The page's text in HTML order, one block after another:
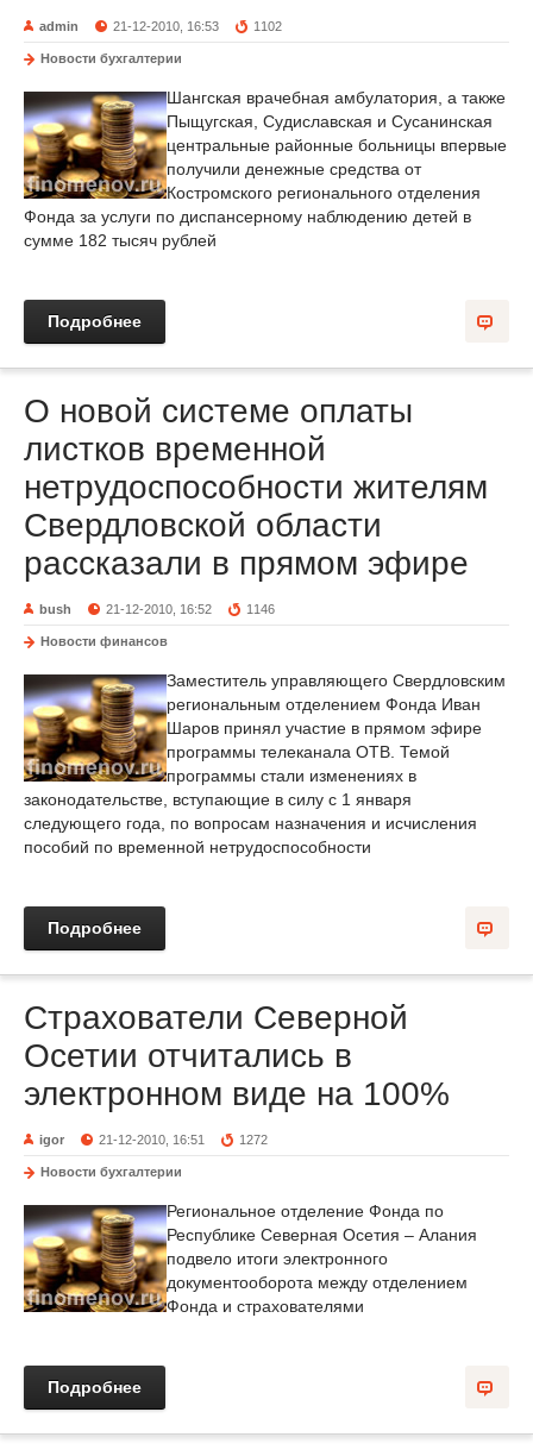
admin 21-12-2010, 16:53 1102
Новости бухгалтерии
Шангская врачебная амбулатория, а также
Пыщугская, Судиславская и Сусанинская
центральные районные больницы впервые
получили денежные средства от
Костромского регионального отделения
Фонда за услуги по диспансерному наблюдению детей в
сумме 182 тысяч рублей
Подробнее
О новой системе оплаты
листков временной
нетрудоспособности жителям
Свердловской области
рассказали в прямом эфире
bush 21-12-2010, 16:52 1146
Новости финансов
Заместитель управляющего Свердловским
региональным отделением Фонда Иван
Шаров принял участие в прямом эфире
программы телеканала ОТВ. Темой
программы стали изменениях в
законодательстве, вступающие в силу с 1 января
следующего года, по вопросам назначения и исчисления
пособий по временной нетрудоспособности
Подробнее
Страхователи Северной
Осетии отчитались в
электронном виде на 100%
igor 21-12-2010, 16:51 1272
Новости бухгалтерии
Региональное отделение Фонда по
Республике Северная Осетия – Алания
подвело итоги электронного
документооборота между отделением
Фонда и страхователями
Подробнее